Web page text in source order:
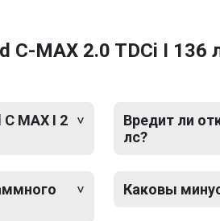
MAX 2.0 TDCi I 136
MAX I 2
Вредит ли
лс?
Каковы